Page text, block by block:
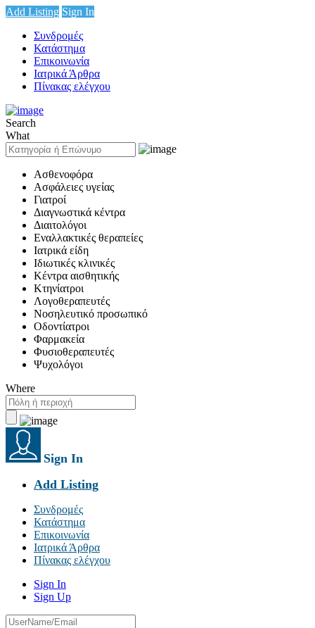
Add Listing Sign In
Συνδρομές
Κατάστημα
Επικοινωνία
Ιατρικά Άρθρα
Πίνακας ελέγχου
Search
What
Ασθενοφόρα
Ασφάλειες υγείας
Γιατροί
Διαγνωστικά κέντρα
Διαιτολόγοι
Εναλλακτικές θεραπείες
Ιατρικά είδη
Ιδιωτικές κλινικές
Κέντρα αισθητικής
Κτηνίατροι
Λογοθεραπευτές
Νοσηλευτικό προσωπικό
Οδοντίατροι
Φαρμακεία
Φυσιοθεραπευτές
Ψυχολόγοι
Where
Sign In
Add Listing
Συνδρομές
Κατάστημα
Επικοινωνία
Ιατρικά Άρθρα
Πίνακας ελέγχου
Sign In
Sign Up